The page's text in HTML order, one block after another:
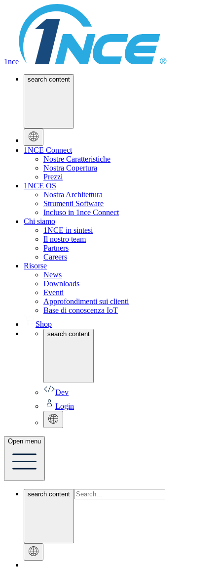
1nce
search content
1NCE Connect
Nostre Caratteristiche
Nostra Copertura
Prezzi
1NCE OS
Nostra Architettura
Strumenti Software
Incluso in 1nce Connect
Chi siamo
1NCE in sintesi
Il nostro team
Partners
Careers
Risorse
News
Downloads
Eventi
Approfondimenti sui clienti
Base di conoscenza IoT
Shop
search content
Dev
Login
Open menu
search content